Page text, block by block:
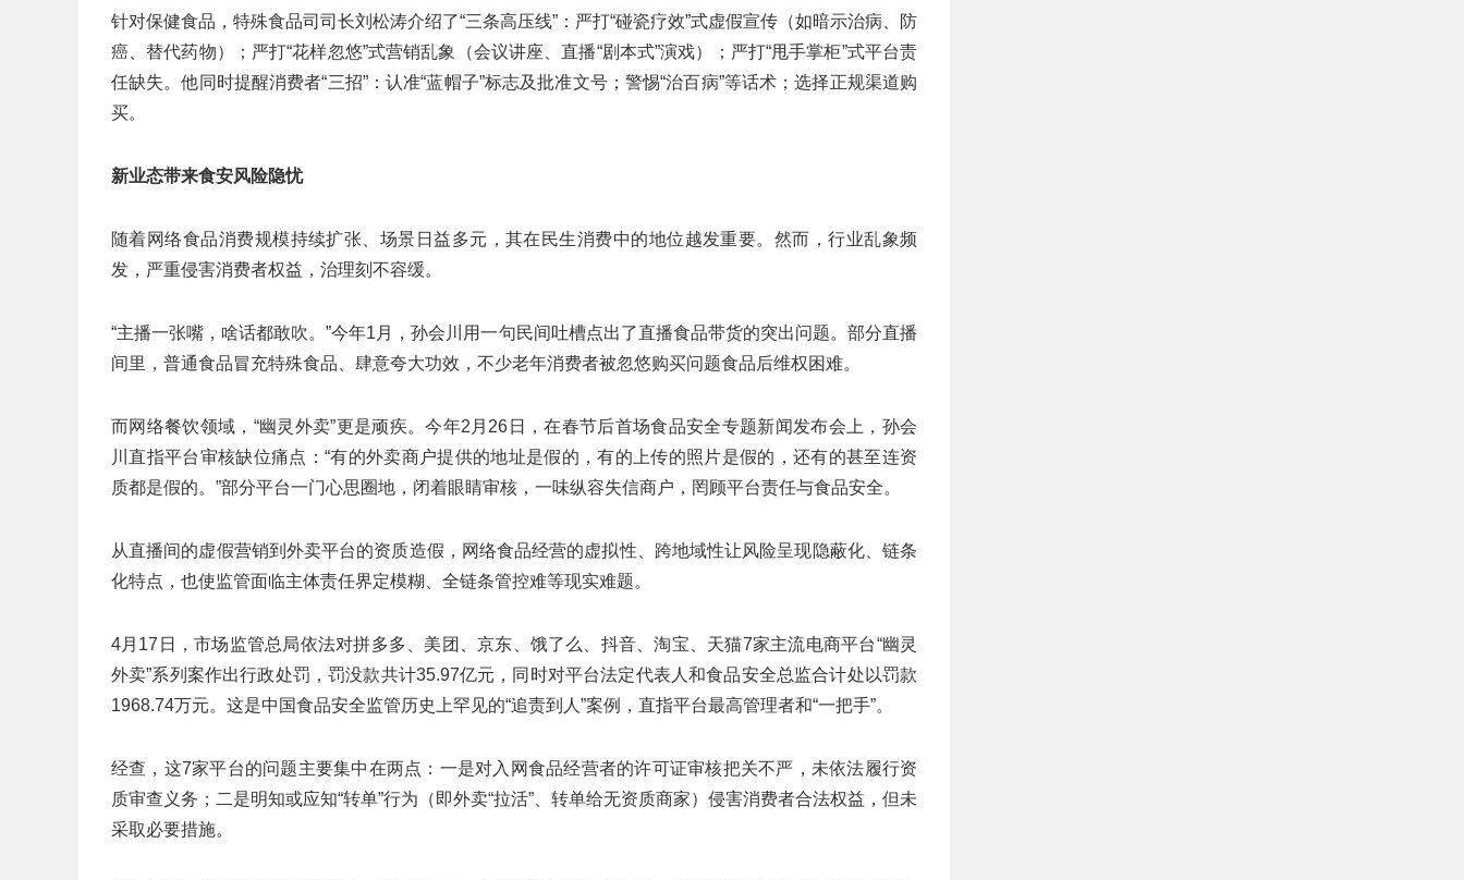
针对保健食品，特殊食品司司长刘松涛介绍了“三条高压线”：严打“碰瓷疗效”式虚假宣传（如暗示治病、防
癌、替代药物）；严打“花样忽悠”式营销乱象（会议讲座、直播“剧本式”演戏）；严打“甩手掌柜”式平台责
任缺失。他同时提醒消费者“三招”：认准“蓝帽子”标志及批准文号；警惕“治百病”等话术；选择正规渠道购
买。
新业态带来食安风险隐忧
随着网络食品消费规模持续扩张、场景日益多元，其在民生消费中的地位越发重要。然而，行业乱象频
发，严重侵害消费者权益，治理刻不容缓。
“主播一张嘴，啥话都敢吹。”今年1月，孙会川用一句民间吐槽点出了直播食品带货的突出问题。部分直播
间里，普通食品冒充特殊食品、肆意夸大功效，不少老年消费者被忽悠购买问题食品后维权困难。
而网络餐饮领域，“幽灵外卖”更是顽疾。今年2月26日，在春节后首场食品安全专题新闻发布会上，孙会
川直指平台审核缺位痛点：“有的外卖商户提供的地址是假的，有的上传的照片是假的，还有的甚至连资
质都是假的。”部分平台一门心思圈地，闭着眼睛审核，一味纵容失信商户，罔顾平台责任与食品安全。
从直播间的虚假营销到外卖平台的资质造假，网络食品经营的虚拟性、跨地域性让风险呈现隐蔽化、链条
化特点，也使监管面临主体责任界定模糊、全链条管控难等现实难题。
4月17日，市场监管总局依法对拼多多、美团、京东、饿了么、抖音、淘宝、天猫7家主流电商平台“幽灵
外卖”系列案作出行政处罚，罚没款共计35.97亿元，同时对平台法定代表人和食品安全总监合计处以罚款
1968.74万元。这是中国食品安全监管历史上罕见的“追责到人”案例，直指平台最高管理者和“一把手”。
经查，这7家平台的问题主要集中在两点：一是对入网食品经营者的许可证审核把关不严，未依法履行资
质审查义务；二是明知或应知“转单”行为（即外卖“拉活”、转单给无资质商家）侵害消费者合法权益，但未
采取必要措施。